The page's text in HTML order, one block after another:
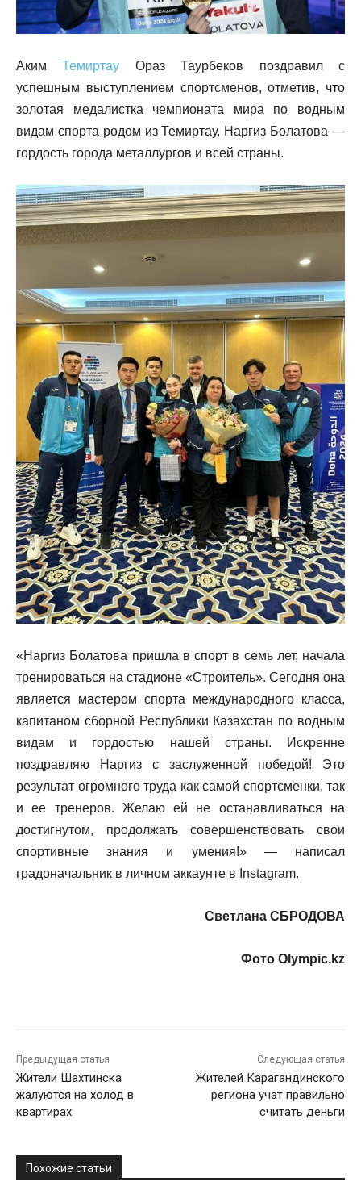
АкимТемиртау Ораз Таурбеков поздравил с
успешным выступлением спортсменов, отметив, что
золотая медалистка чемпионата мира по водным
видам спорта родом из Темиртау. Наргиз Болатова —
гордость города металлургов и всей страны.
«Наргиз Болатова пришла в спорт в семь лет, начала
тренироваться на стадионе «Строитель». Сегодня она
является мастером спорта международного класса,
капитаном сборной Республики Казахстан по водным
видам и гордостью нашей страны. Искренне
поздравляю Наргиз с заслуженной победой! Это
результат огромного труда как самой спортсменки, так
и ее тренеров. Желаю ей не останавливаться на
достигнутом, продолжать совершенствовать свои
спортивные знания и умения!» — написал
градоначальник в личном аккаунте в Instagram.
Светлана СБРОДОВА
Фото Olympic.kz
Предыдущая статья
Жители Шахтинска
жалуются на холод в
квартирах
Следующая статья
Жителей Карагандинского
региона учат правильно
считать деньги
Похожие статьи